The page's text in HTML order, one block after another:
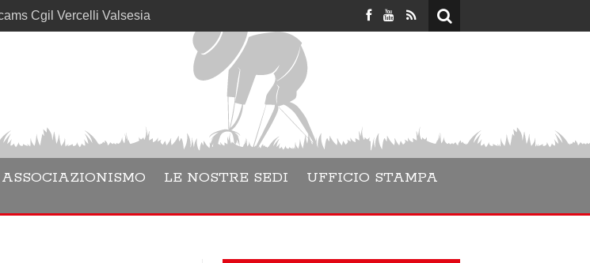
Valsesia
ASSOCIAZIONISMO LE NOSTRE SEDI
UFFICIO STAMPA